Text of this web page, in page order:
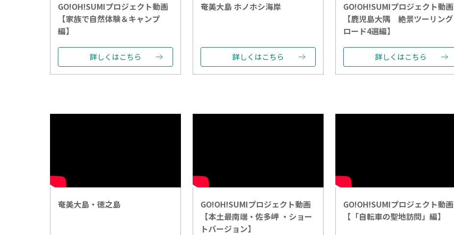
GO!OH!SUMIプロジェクト動画
【家族で自然体験＆キャンプ
編】
詳しくはこちら
奄美大島 ホノホシ海岸
詳しくはこちら
GO!OH!SUMIプロジェクト動画
【鹿児島大隅 絶景ツーリング
ロード4選編】
詳しくはこちら
奄美大島・徳之島
GO!OH!SUMIプロジェクト動画
【本土最南端・佐多岬 ・ショー
トバージョン】
GO!OH!SUMIプロジェクト動画
【「自転車の聖地訪問」編】